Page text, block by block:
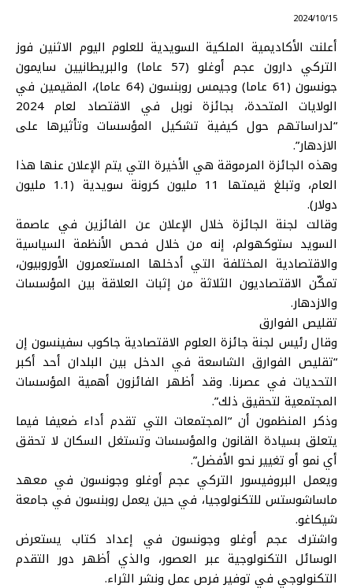
⠀ 2024/10/15
أعلنت الأكاديمية الملكية السويدية للعلوم اليوم الاثنين فوز
التركي دارون عجم أوغلو (57 عاما) والبريطانيين سايمون
جونسون (61 عاما) وجيمس روبنسون (64 عاما)، المقيمين في
الولايات المتحدة، بجائزة نوبل في الاقتصاد لعام 2024
“لدراساتهم حول كيفية تشكيل المؤسسات وتأثيرها على
الازدهار”.
وهذه الجائزة المرموقة هي الأخيرة التي يتم الإعلان عنها هذا
العام، وتبلغ قيمتها 11 مليون كرونة سويدية (1.1 مليون
دولار).
وقالت لجنة الجائزة خلال الإعلان عن الفائزين في عاصمة
السويد ستوكهولم، إنه من خلال فحص الأنظمة السياسية
والاقتصادية المختلفة التي أدخلها المستعمرون الأوروبيون،
تمكّن الاقتصاديون الثلاثة من إثبات العلاقة بين المؤسسات
والازدهار.
تقليص الفوارق
وقال رئيس لجنة جائزة العلوم الاقتصادية جاكوب سفينسون إن
“تقليص الفوارق الشاسعة في الدخل بين البلدان أحد أكبر
التحديات في عصرنا. وقد أظهر الفائزون أهمية المؤسسات
المجتمعية لتحقيق ذلك”.
وذكر المنظمون أن “المجتمعات التي تقدم أداء ضعيفا فيما
يتعلق بسيادة القانون والمؤسسات وتستغل السكان لا تحقق
أي نمو أو تغيير نحو الأفضل”.
ويعمل البروفيسور التركي عجم أوغلو وجونسون في معهد
ماساشوستس للتكنولوجيا، في حين يعمل روبنسون في جامعة
شيكاغو.
واشترك عجم أوغلو وجونسون في إعداد كتاب يستعرض
الوسائل التكنولوجية عبر العصور، والذي أظهر دور التقدم
التكنولوجي في توفير فرص عمل ونشر الثراء.